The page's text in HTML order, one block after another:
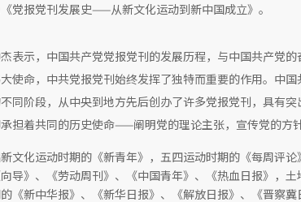
党报党刊发展史——从新文化运动到新中国成立》。
表示，中国共产党党报党刊的发展历程，与中国共产党
使命，中共党报党刊始终发挥了独特而重要的作用。中
同阶段，从中央到地方先后创办了许多党报党刊，具有
担着共同的历史使命——阐明党的理论主张，宣传党的方
文化运动时期的《新青年》，五四运动时期的《每周评
导》、《劳动周刊》、《中国青年》、《热血日报》，
《新中华报》、《新华日报》、《解放日报》、《晋察